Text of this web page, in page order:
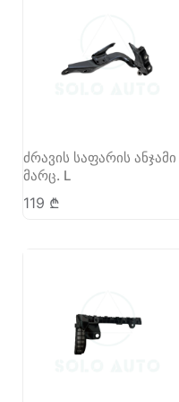
ძრავის საფარის ანჯამი
მარც. L
119 ₾